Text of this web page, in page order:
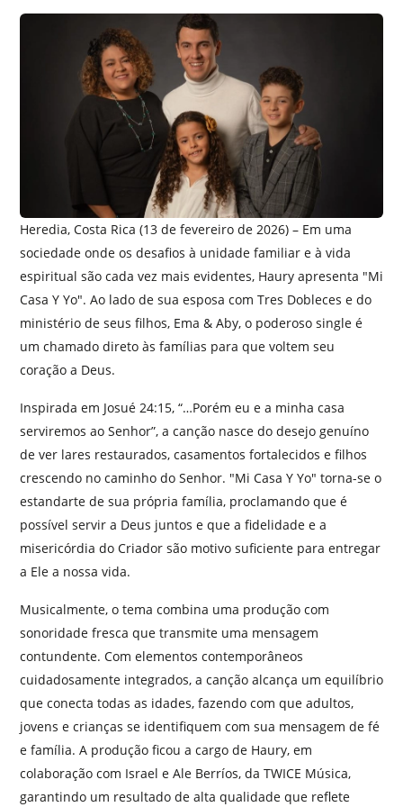
Heredia, Costa Rica (13 de fevereiro de 2026) – Em uma
sociedade onde os desafios à unidade familiar e à vida
espiritual são cada vez mais evidentes, Haury apresenta "Mi
Casa Y Yo". Ao lado de sua esposa com Tres Dobleces e do
ministério de seus filhos, Ema & Aby, o poderoso single é
um chamado direto às famílias para que voltem seu
coração a Deus.
Inspirada em Josué 24:15, “…Porém eu e a minha casa
serviremos ao Senhor”, a canção nasce do desejo genuíno
de ver lares restaurados, casamentos fortalecidos e filhos
crescendo no caminho do Senhor. "Mi Casa Y Yo" torna-se o
estandarte de sua própria família, proclamando que é
possível servir a Deus juntos e que a fidelidade e a
misericórdia do Criador são motivo suficiente para entregar
a Ele a nossa vida.
Musicalmente, o tema combina uma produção com
sonoridade fresca que transmite uma mensagem
contundente. Com elementos contemporâneos
cuidadosamente integrados, a canção alcança um equilíbrio
que conecta todas as idades, fazendo com que adultos,
jovens e crianças se identifiquem com sua mensagem de fé
e família. A produção ficou a cargo de Haury, em
colaboração com Israel e Ale Berríos, da TWICE Música,
garantindo um resultado de alta qualidade que reflete